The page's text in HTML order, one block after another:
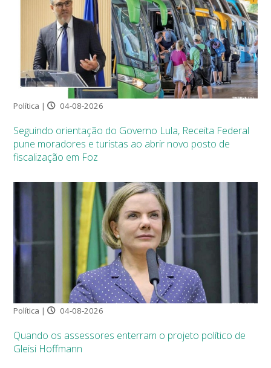
Política | 04-08-2026
Seguindo orientação do Governo Lula, Receita Federal
pune moradores e turistas ao abrir novo posto de
fiscalização em Foz
Política | 04-08-2026
Quando os assessores enterram o projeto político de
Gleisi Hoffmann